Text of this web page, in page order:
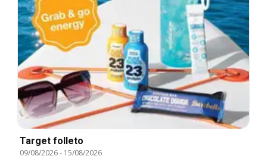
Target folleto
09/08/2026- 15/08/2026